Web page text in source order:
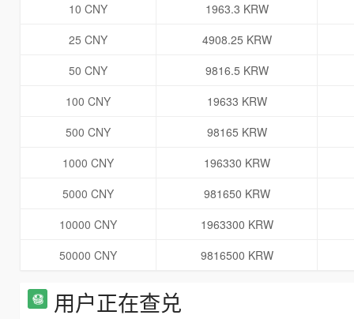
10 CNY
1963.3 KRW
25 CNY
4908.25 KRW
50 CNY
9816.5 KRW
100 CNY
19633 KRW
500 CNY
98165 KRW
1000 CNY
196330 KRW
5000 CNY
981650 KRW
10000 CNY
1963300 KRW
50000 CNY
9816500 KRW
用户正在查兑